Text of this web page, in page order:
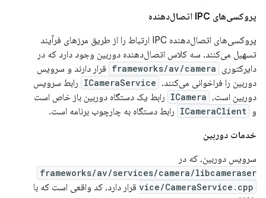
پروکسی‌های IPC اتصال‌دهنده
پروکسی‌های اتصال‌دهنده IPC ارتباط را از طریق مرزهای فرآیند
تسهیل می‌کنند. سه کلاس اتصال‌دهنده دوربین وجود دارد که در
دایرکتوری frameworks/av/camera قرار دارند و سرویس
دوربین را فراخوانی می‌کنند. ICameraService رابط سرویس
دوربین است، ICamera رابط یک دستگاه دوربین باز خاص است
و
ICameraClient رابط دستگاه به چارچوب برنامه است.
خدمات دوربین
سرویس دوربین، که در
frameworks/av/services/camera/libcameraser
vice/CameraService.cpp قرار دارد، کد واقعی است که با